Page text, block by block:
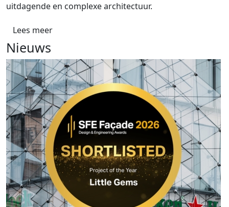
uitdagende en complexe architectuur.
Lees meer
Nieuws